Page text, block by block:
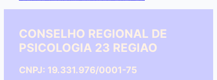
CONSELHO REGIONAL DE
PSICOLOGIA 23 REGIAO
CNPJ: 19.331.976/0001-75